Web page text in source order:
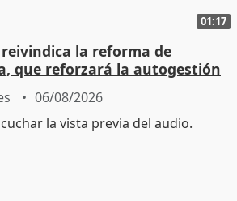
01:17
reivindica la reforma de
que reforzará la autogestión
06/08/2026